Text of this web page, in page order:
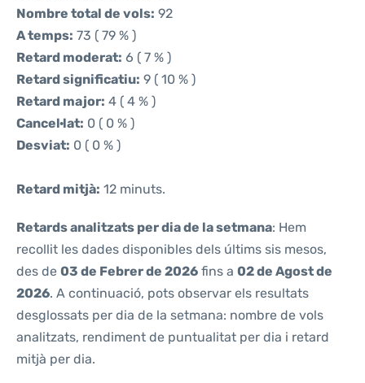
Nombre total de vols: 92
A temps: 73 ( 79 % )
Retard moderat: 6 ( 7 % )
Retard significatiu: 9 ( 10 % )
Retard major: 4 ( 4 % )
Cancel·lat: 0 ( 0 % )
Desviat: 0 ( 0 % )
Retard mitjà: 12 minuts.
Retards analitzats per dia de la setmana: Hem
recollit les dades disponibles dels últims sis mesos,
des de 03 de Febrer de 2026 fins a 02 de Agost de
2026. A continuació, pots observar els resultats
desglossats per dia de la setmana: nombre de vols
analitzats, rendiment de puntualitat per dia i retard
mitjà per dia.